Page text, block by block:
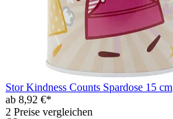
Stor Kindness Counts Spardose 15 cm
ab 8,92 €*
2 Preise vergleichen